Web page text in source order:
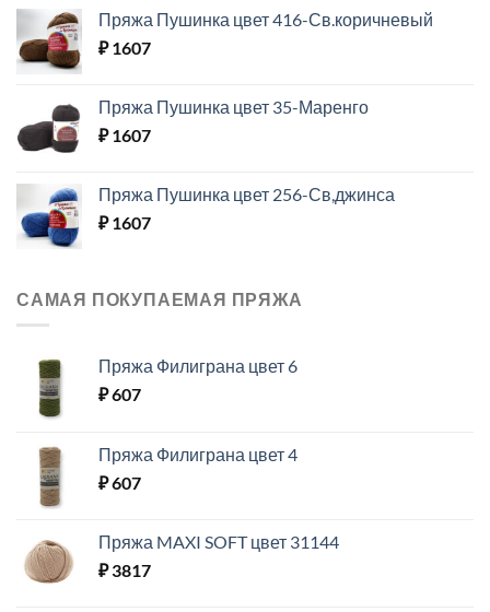
Пряжа Пушинка цвет 416-Св.коричневый
₽1607
Пряжа Пушинка цвет 35-Маренго
₽1607
Пряжа Пушинка цвет 256-Св,джинса
₽1607
САМАЯ ПОКУПАЕМАЯ ПРЯЖА
Пряжа Филиграна цвет 6
₽607
Пряжа Филиграна цвет 4
₽607
Пряжа MAXI SOFT цвет 31144
₽3817